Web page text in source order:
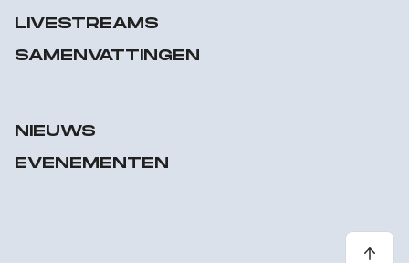
LIVESTREAMS
SAMENVATTINGEN
NIEUWS
EVENEMENTEN